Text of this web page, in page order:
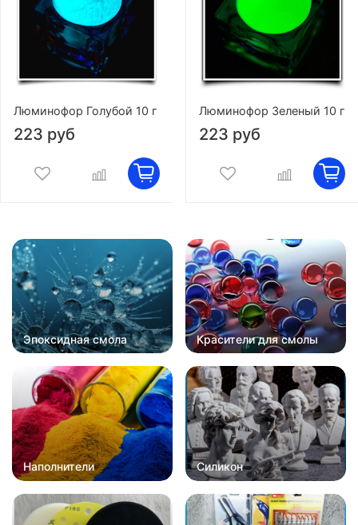
Люминофор Голубой 10 г
223 руб
Люминофор Зеленый 10 г
223 руб
Эпоксидная смола Красители для смолы
Наполнители Силикон